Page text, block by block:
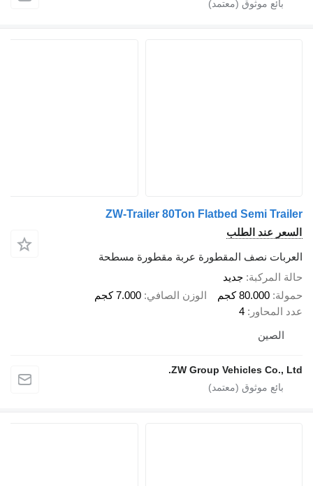
ZW-Trailer 80Ton Flatbed Semi
عند الطلب
نصف المقطورة عربة مقطورة مسطحة
جديد
80.000 كجم الوزن الصافي
7.000 كجم
4
ZW Group Vehicles